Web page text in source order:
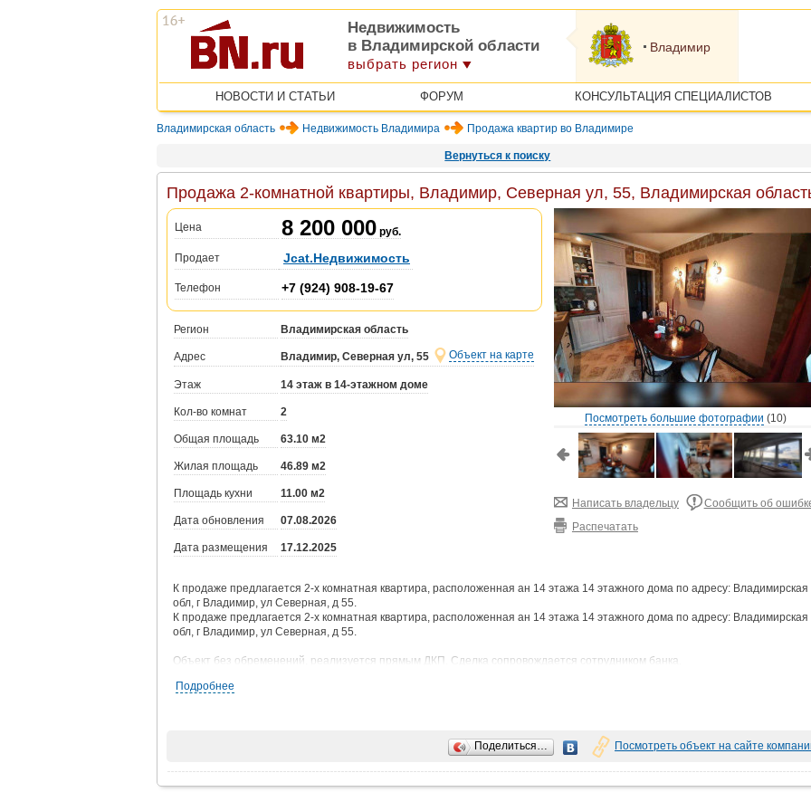
Недвижимость
в Владимирской области
выбрать регион
Владимир
НОВОСТИ И СТАТЬИ ФОРУМ КОНСУЛЬТАЦИЯ СПЕЦИАЛИСТОВ
Владимирская область Недвижимость Владимира Продажа квартир во Владимире
Вернуться к поиску
Продажа 2-комнатной квартиры, Владимир, Северная ул, 55, Владимирская
Цена 8 200 000 руб.
Продает Jcat.Недвижимость
Телефон +7 (924) 908-19-67
Регион Владимирская область
Адрес Владимир, Северная ул, 55 Объект на карте
Этаж 14 этаж в 14-этажном доме
Кол-во комнат 2
Общая площадь 63.10 м2
Жилая площадь 46.89 м2
Площадь кухни 11.00 м2
Дата обновления 07.08.2026
Дата размещения 17.12.2025
Посмотреть большие фотографии (10)
Написать владельцу
Сообщить об
Распечатать
К продаже предлагается 2-х комнатная квартира, расположенная ан 14 этажа 14 этажного дома по адресу: Владимирская
обл, г Владимир, ул Северная, д 55.
К продаже предлагается 2-х комнатная квартира, расположенная ан 14 этажа 14 этажного дома по адресу: Владимирская
обл, г Владимир, ул Северная, д 55.
Объект без обременений, реализуется прямым ДКП. Сделка сопровождается сотрудником банка.
По согласованию осмотра и запросу дополнительной информации - обратитесь в чат объявления.
Подробнее
Посмотреть объект на сайте
Поделиться…